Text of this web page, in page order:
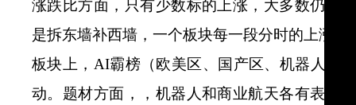
涨跌比方面，只有少数标的上涨，大多数仍在
是拆东墙补西墙，一个板块每一段分时的上涨，
板块上，AI霸榜（欧美区、国产区、机器人、
动。题材方面，，机器人和商业航天各有表现